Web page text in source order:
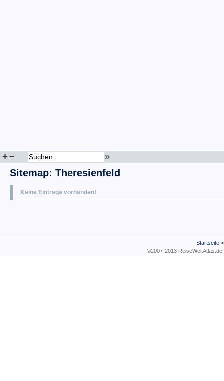
+– »
Sitemap: Theresienfeld
Keine Einträge vorhanden!
Startseite
©2007-2013